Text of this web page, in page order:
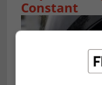
Constant